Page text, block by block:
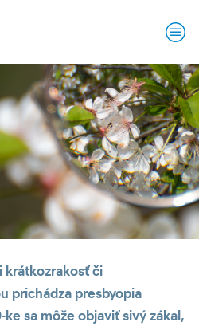
či
prichádza presbyopia
sa môže objaviť sivý zákal,